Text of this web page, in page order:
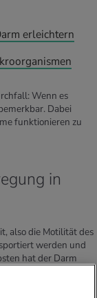
erleichtern
Wenn es
Dabei
funktionieren zu
in
also die Motilität des
werden und
hat der Darm